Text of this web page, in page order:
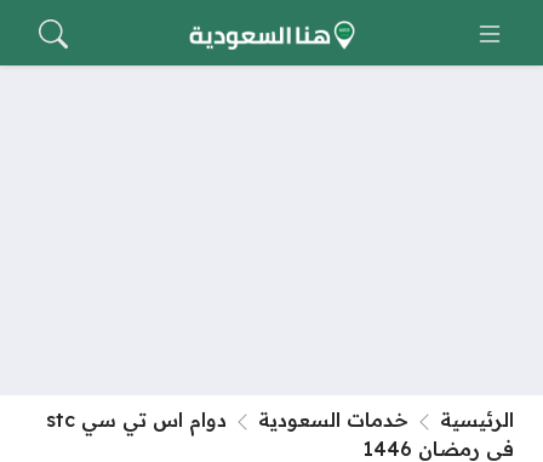
الرئيسية خدمات السعودية
دوام اس تي سي stc
في رمضان 1446